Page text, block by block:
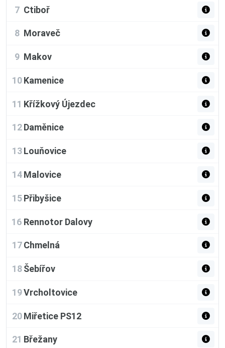
7 Ctiboř
8 Moraveč
9 Makov
10 Kamenice
11 Křížkový Újezdec
12 Daměnice
13 Louňovice
14 Malovice
15 Přibyšice
16 Rennotor Dalovy
17 Chmelná
18 Šebířov
19Vrcholtovice
20 Miřetice PS12
21 Břežany